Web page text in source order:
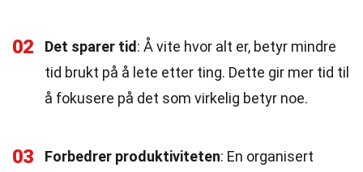
02 Det sparer tid : Å vite hvor alt er, betyr mindre
tid brukt på å lete etter ting. Dette gir mer tid til
å fokusere på det som virkelig betyr noe.
03 Forbedrer produktiviteten: En organisert